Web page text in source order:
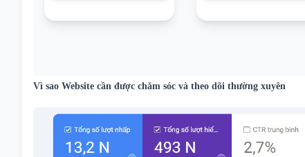
Vì sao Website cần được chăm sóc và theo dõi thường xuyên